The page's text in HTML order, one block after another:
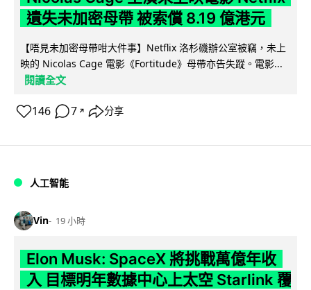
遺失未加密母帶 被索償 8.19 億港元
【唔見未加密母帶咁大件事】Netflix 洛杉磯辦公室被竊，未上
映的 Nicolas Cage 電影《Fortitude》母帶亦告失蹤。電影...
閱讀全文
146 7 ↗ 分享
人工智能
Vin 19 小時
Elon Musk: SpaceX 將挑戰萬億年收
入 目標明年數據中心上太空 Starlink 覆